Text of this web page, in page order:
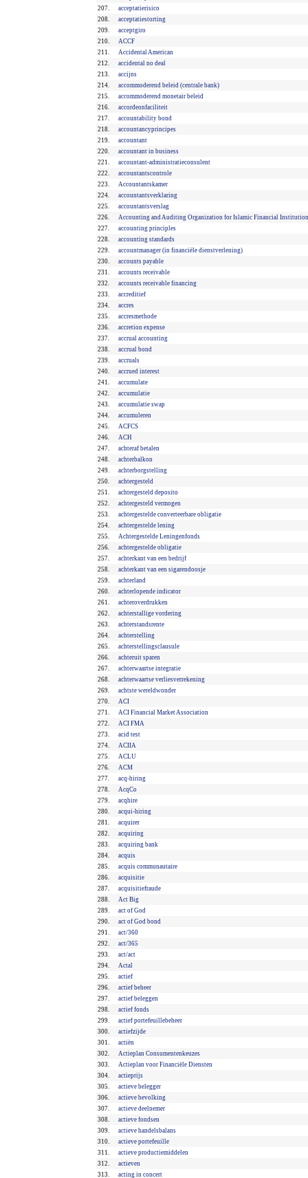
207.
acceptatierisico
208.
acceptatiestorting
209.
acceptgiro
210.
ACCF
211.
Accidental American
212.
accidental no deal
213.
accijns
214.
accommoderend beleid (centrale bank)
215.
accommoderend monetair beleid
216.
accordeonfaciliteit
217.
accountability bond
218.
accountancyprincipes
219.
accountant
220.
accountant in business
221.
accountant-administratieconsulent
222.
accountantscontrole
223.
Accountantskamer
224.
accountantsverklaring
225.
accountantsverslag
226.
Accounting and Auditing Organization for Islamic Financial
227.
accounting principles
228.
accounting standards
229.
accountmanager (in financiële dienstverlening)
230.
accounts payable
231.
accounts receivable
232.
accounts receivable financing
233.
accreditief
234.
accres
235.
accresmethode
236.
accretion expense
237.
accrual accounting
238.
accrual bond
239.
accruals
240.
accrued interest
241.
accumulate
242.
accumulatie
243.
accumulatie swap
244.
accumuleren
245.
ACFCS
246.
ACH
247.
achteraf betalen
248.
achterbalkon
249.
achterborgstelling
250.
achtergesteld
251.
achtergesteld deposito
252.
achtergesteld vermogen
253.
achtergestelde converteerbare obligatie
254.
achtergestelde lening
255.
Achtergestelde Leningenfonds
256.
achtergestelde obligatie
257.
achterkant van een bedrijf
258.
achterkant van een sigarendoosje
259.
achterland
260.
achterlopende indicator
261.
achteroverdrukken
262.
achterstallige vordering
263.
achterstandsrente
264.
achterstelling
265.
achterstellingsclausule
266.
achteruit sparen
267.
achterwaartse integratie
268.
achterwaartse verliesverrekening
269.
achtste wereldwonder
270.
ACI
271.
ACI Financial Market Association
272.
ACI FMA
273.
acid test
274.
ACIIA
275.
ACLU
276.
ACM
277.
acq-hiring
278.
AcqCo
279.
acqhire
280.
acqui-hiring
281.
acquirer
282.
acquiring
283.
acquiring bank
284.
acquis
285.
acquis communautaire
286.
acquisitie
287.
acquisitiefraude
288.
Act Big
289.
act of God
290.
act of God bond
291.
act/360
292.
act/365
293.
act/act
294.
Actal
295.
actief
296.
actief beheer
297.
actief beleggen
298.
actief fonds
299.
actief portefeuillebeheer
300.
actiefzijde
301.
actiën
302.
Actieplan Consumentenkeuzes
303.
Actieplan voor Financiële Diensten
304.
actieprijs
305.
actieve belegger
306.
actieve bevolking
307.
actieve deelnemer
308.
actieve fondsen
309.
actieve handelsbalans
310.
actieve portefeuille
311.
actieve productiemiddelen
312.
actieven
313.
acting in concert